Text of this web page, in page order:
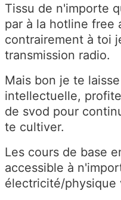
Tissu de n'importe
par à la hotline free
contrairement à toi
transmission radio.
Mais bon je te
intellectuelle,
de svod pour
te cultiver.
Les cours de base
accessible à
électricité/physique